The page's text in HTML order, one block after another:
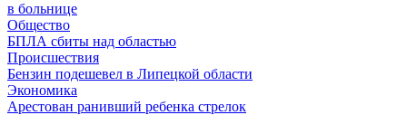
в больнице
Общество
БПЛА сбиты над областью
Происшествия
Бензин подешевел в Липецкой области
Экономика
Арестован ранивший ребенка стрелок